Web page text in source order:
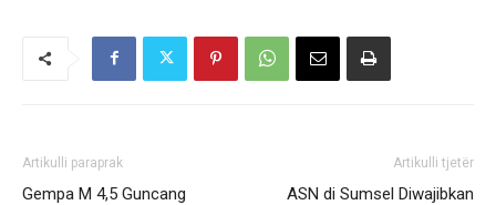
Artikulli paraprak
Gempa M 4,5 Guncang
Artikulli tjetër
ASN di Sumsel Diwajibkan